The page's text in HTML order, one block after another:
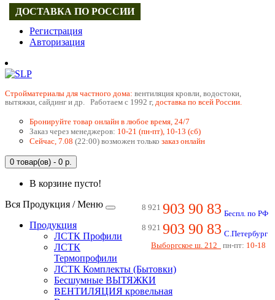
Регистрация
Авторизация
Cтройматериалы для частного дома: вентиляция кровли, водостоки,
вытяжки, сайдинг и др. Работаем с 1992 г, доставка по всей России.
Бронируйте товар онлайн в любое время, 24/7
Заказ через менеджеров: 10-21 (пн-пт), 10-13 (сб)
Сейчас, 7.08 (22:00) возможен только заказ онлайн
0 товар(ов) - 0 р.
В корзине пусто!
8 921 903 90 83 Беспл. по РФ
8 921 903 90 83 С.Петербург
Выборгское ш. 212
пн-пт: 10-18
Вся Продукция / Меню
Продукция
ЛСТК Профили
ЛСТК
Термопрофили
ЛСТК Комплекты (Бытовки)
Бесшумные ВЫТЯЖКИ
ВЕНТИЛЯЦИЯ кровельная
ДОСТАВКА ПО РОССИИ